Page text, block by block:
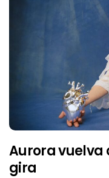
Aurora vuelva
gira